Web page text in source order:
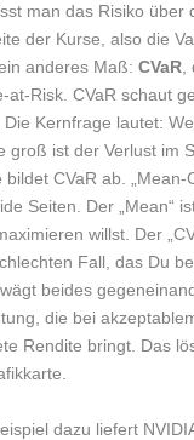
man das Risiko über
der Kurse, also die
anderes Maß:CVaR,
at-Risk. CVaR schaut
Die Kernfrage lautet:
groß ist der Verlust im
CVaR ab. „Mean-
Seiten. Der „Mean“
willst. Der
Fall, das Du
beides
die bei
Rendite bringt. Das
dazu liefert